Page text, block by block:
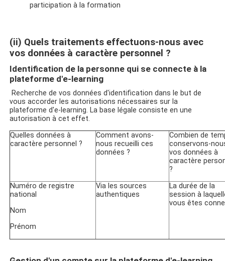
participation à la formation
(ii) Quels traitements effectuons-nous avec
vos données à caractère personnel ?
Identification de la personne qui se connecte à la
plateforme d'e-learning
Recherche de vos données d'identification dans le but de
vous accorder les autorisations nécessaires sur la
plateforme d'e-learning. La base légale consiste en une
autorisation à cet effet.
Quelles données à
caractère personnel ?
Comment avons-
nous recueilli ces
données ?
Combien de
conservons-
vos données à
caractère
?
Numéro de registre
national
Nom
Prénom
Via les sources
authentiques
La durée de la
session à
vous êtes